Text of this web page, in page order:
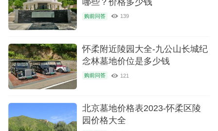
购前问答 139
怀柔附近陵园大全-九公山长城纪
念林墓地价位是多少钱
购前问答 121
北京墓地价格表2023-怀柔区陵
园价格大全